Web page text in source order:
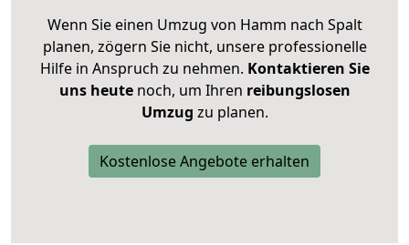
Wenn Sie einen Umzug von Hamm nach Spalt
planen, zögern Sie nicht, unsere professionelle
Hilfe in Anspruch zu nehmen. Kontaktieren Sie
uns heutenoch, um Ihren reibungslosen
Umzug zu planen.
Kostenlose Angebote erhalten